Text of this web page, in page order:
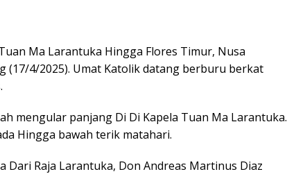
Ma Larantuka Hingga Flores Timur, Nusa
(17/4/2025). Umat Katolik datang berburu berkat
mengular panjang Di Di Kapela Tuan Ma Larantuka.
Hingga bawah terik matahari.
Dari Raja Larantuka, Don Andreas Martinus Diaz